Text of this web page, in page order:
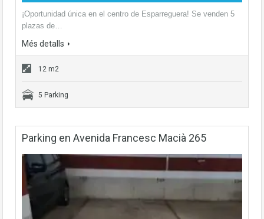
¡Oportunidad única en el centro de Esparreguera! Se venden 5
plazas de…
Més detalls
12 m2
5 Parking
Parking en Avenida Francesc Macià 265